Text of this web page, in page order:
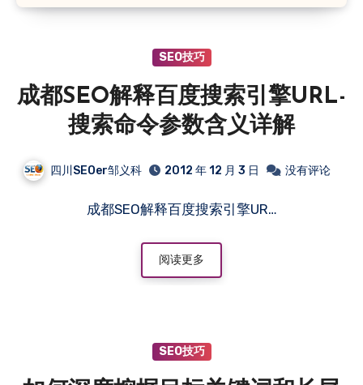
SEO技巧
成都SEO解释百度搜索引擎URL-
搜索命令参数含义详解
四川SEOer邹义科 2012 年 12 月 3 日 没有评论
成都SEO解释百度搜索引擎UR…
阅读更多
SEO技巧